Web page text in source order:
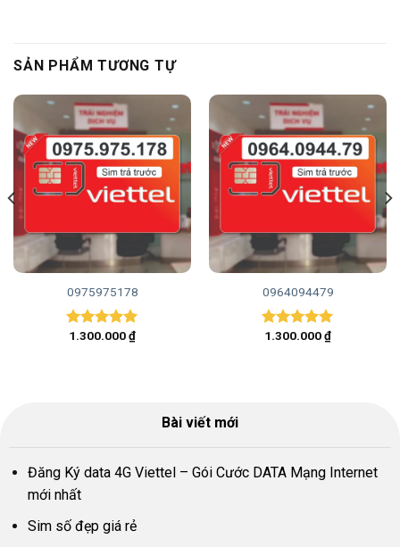
SẢN PHẨM TƯƠNG TỰ
0975975178
Được xếp
1.300.000₫
0964094479
Được xếp
1.300.000₫
Bài viết mới
Đăng Ký data 4G Viettel – Gói Cước DATA Mạng Internet
mới nhất
Sim số đẹp giá rẻ